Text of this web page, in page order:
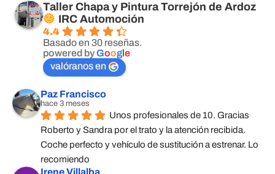
Taller Chapa y Pintura Torrejón de Ardoz
IRC Automoción
4.4
Basado en 30 reseñas.
powered byGoog e
valóranos en
Paz Francisco
hace 3 meses
Unos profesionales de 10. Gracias
Roberto y Sandra por el trato y la atención recibida.
Coche perfecto y vehículo de sustitución a estrenar. Lo
recomiendo